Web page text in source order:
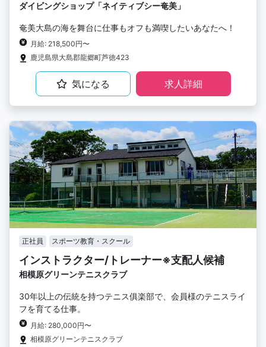
ダイビングショップ「ネイティブシー奄美」
奄美大島の海を舞台に仕事もオフも満喫したいあなたへ！
月給: 218,500円〜
鹿児島県大島郡龍郷町芦徳423
気になる 求人詳細
正社員 スポーツ教育・スクール
インストラクター/トレーナー※支配人候補
相模原グリーンテニスクラブ
30年以上の伝統を持つテニス俱楽部で、会員様のテニスライ
フを育てる仕事。
月給: 280,000円〜
相模原グリーンテニスクラブ